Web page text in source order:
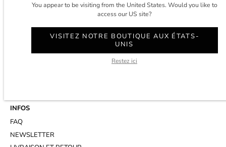
INFOS
FAQ
NEWSLETTER
You appear to be visiting from the United States. Would you like to
access our US site?
VISITEZ NOTRE BOUTIQUE AUX ÉTATS-
UNIS
Restez ici